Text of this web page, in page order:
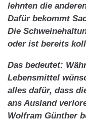
lehnten die
Dafür bekommt
Die
oder ist bereits
Das bedeutet:
Lebensmittel
alles dafür, dass
ans Ausland
Wolfram Günther